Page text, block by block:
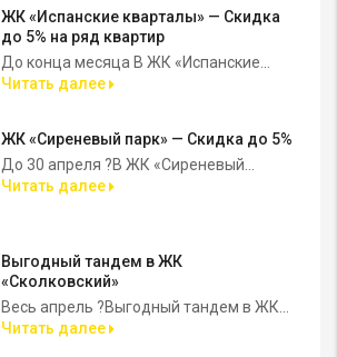
ЖК «Испанские кварталы» — Скидка
до 5% на ряд квартир
До конца месяца В ЖК «Испанские...
Читать далее
ЖК «Сиреневый парк» — Скидка до 5%
До 30 апреля ?В ЖК «Сиреневый...
Читать далее
Выгодный тандем в ЖК
«Сколковский»
Весь апрель ?Выгодный тандем в ЖК...
Читать далее